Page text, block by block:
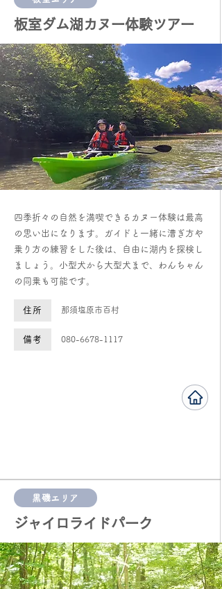
板室ダム湖カヌー体験ツアー
四季折々の自然を満喫できるカヌー体験は最高
の思い出になります。ガイドと一緒に漕ぎ方や
乗り方の練習をした後は、自由に湖内を探検し
ましょう。小型犬から大型犬まで、わんちゃん
の同乗も可能です。
住所 ​那須塩原市百村
備考 080-6678-1117
黒磯エリア
ジャイロライドパーク